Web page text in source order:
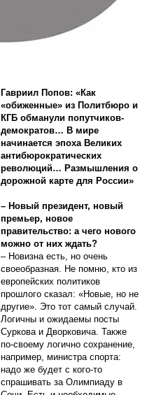
Гавриил Попов: «Как
«обиженные» из Политбюро и
КГБ обманули попутчиков-
демократов… В мире
начинается эпоха Великих
антибюрократических
революций… Размышления о
дорожной карте для России»
– Новый президент, новый
премьер, новое
правительство: а чего нового
можно от них ждать?
– Новизна есть, но очень
своеобразная. Не помню, кто из
европейских политиков
прошлого сказал: «Новые, но не
другие». Это тот самый случай.
Логичны и ожидаемы посты
Суркова и Дворковича. Также
по-своему логично сохранение,
например, министра спорта:
надо же будет с кого-то
спрашивать за Олимпиаду в